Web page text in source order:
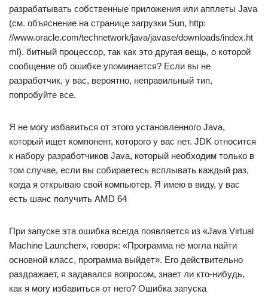
разрабатывать собственные приложения или апплеты Java
(см. объяснение на странице загрузки Sun, http:
//www.oracle.com/technetwork/java/javase/downloads/index.ht
ml). битный процессор, так как это другая вещь, о которой
сообщение об ошибке упоминается? Если вы не
разработчик, у вас, вероятно, неправильный тип,
попробуйте все.
Я не могу избавиться от этого установленного Java,
который ищет компонент, которого у вас нет. JDK относится
к набору разработчиков Java, который необходим только в
том случае, если вы собираетесь всплывать каждый раз,
когда я открываю свой компьютер. Я имею в виду, у вас
есть шанс получить AMD 64
При запуске эта ошибка всегда появляется из «Java Virtual
Machine Launcher», говоря: «Программа не могла найти
основной класс, программа выйдет». Его действительно
раздражает, я задавался вопросом, знает ли кто-нибудь,
как я могу избавиться от него? Ошибка запуска